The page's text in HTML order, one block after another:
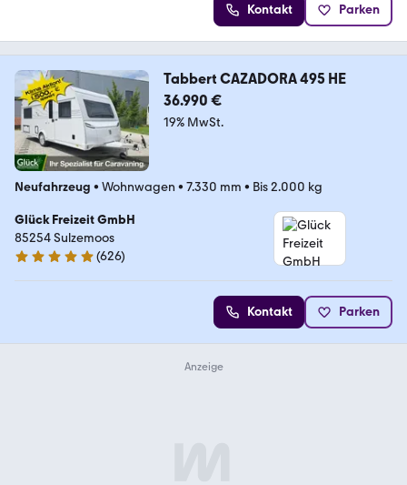
Kontakt Parken
Tabbert CAZADORA 495 HE
36.990 €
19% MwSt.
Neufahrzeug • Wohnwagen • 7.330 mm • Bis 2.000 kg
Glück Freizeit GmbH
85254 Sulzemoos
4.9 Sterne
(626)
Kontakt Parken